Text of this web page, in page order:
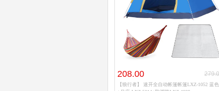
208.00
【狼行者】 速开全自动帐篷帐篷LXZ-1052 蓝色